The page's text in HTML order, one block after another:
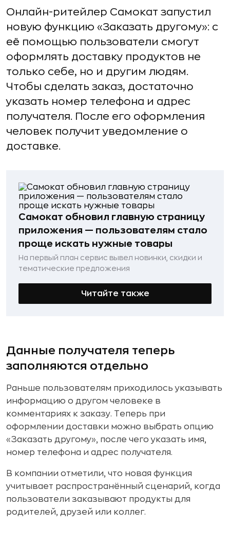
Онлайн-ритейлер Самокат запустил
новую функцию «Заказать другому»: с
её помощью пользователи смогут
оформлять доставку продуктов не
только себе, но и другим людям.
Чтобы сделать заказ, достаточно
указать номер телефона и адрес
получателя. После его оформления
человек получит уведомление о
доставке.
Самокат обновил главную страницу
приложения — пользователям стало
проще искать нужные товары
На первый план сервис вывел новинки, скидки и
тематические предложения
Читайте также
Данные получателя теперь
заполняются отдельно
Раньше пользователям приходилось указывать
информацию о другом человеке в
комментариях к заказу. Теперь при
оформлении доставки можно выбрать опцию
«Заказать другому», после чего указать имя,
номер телефона и адрес получателя.
В компании отметили, что новая функция
учитывает распространённый сценарий, когда
пользователи заказывают продукты для
родителей, друзей или коллег.